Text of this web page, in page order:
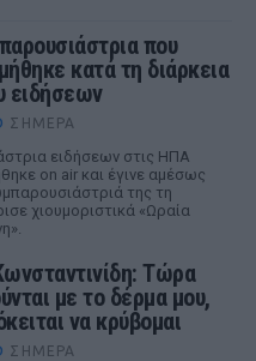
που
κατά τη διάρκεια
ειδήσεων
ΣΉΜΕΡΑ
ειδήσεων στις ΗΠΑ
on air και έγινε αμέσως
της τη
χιουμοριστικά «Ωραία
Τώρα
με το δέρμα μου,
να κρύβομαι
ΣΉΜΕΡΑ